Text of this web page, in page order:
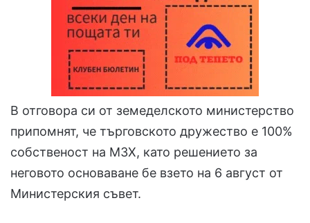
В отговора си от земеделското министерство
припомнят, че търговското дружество е 100%
собственост на МЗХ, като решението за
неговото основаване бе взето на 6 август от
Министерския съвет.